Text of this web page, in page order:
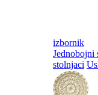
izbornik
Jednobojni
stolnjaci